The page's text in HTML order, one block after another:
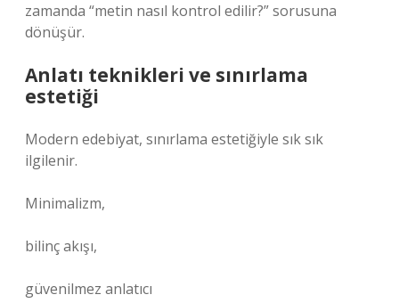
zamanda “metin nasıl kontrol edilir?” sorusuna
dönüşür.
Anlatı teknikleri ve sınırlama
estetiği
Modern edebiyat, sınırlama estetiğiyle sık sık
ilgilenir.
Minimalizm,
bilinç akışı,
güvenilmez anlatıcı